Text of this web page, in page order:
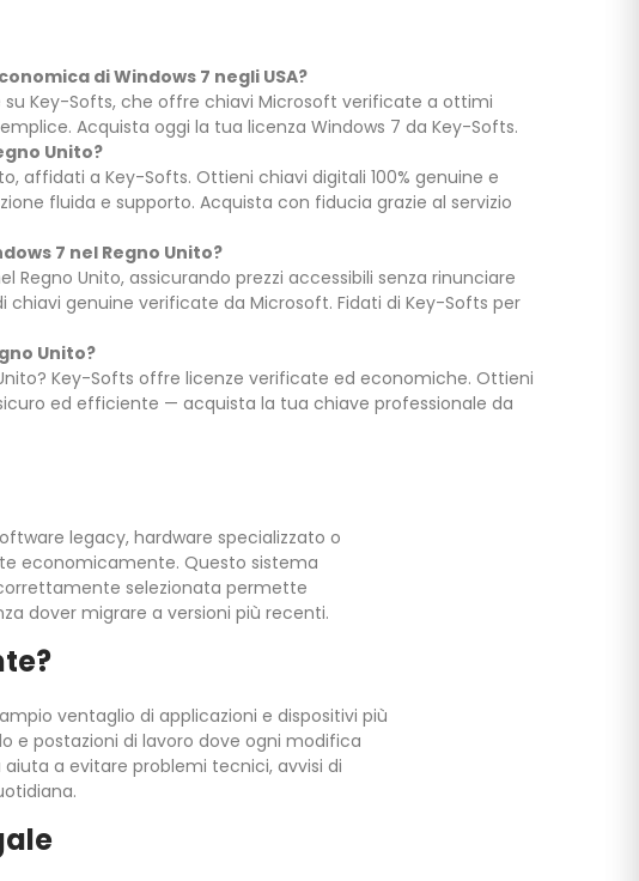
di Windows 7 negli USA?
su Key-Softs, che offre chiavi Microsoft verificate a ottimi
Acquista oggi la tua licenza Windows 7 da Key-Softs.
Unito?
affidati a Key-Softs. Ottieni chiavi digitali 100% genuine e
fluida e supporto. Acquista con fiducia grazie al servizio
7 nel Regno Unito?
Unito, assicurando prezzi accessibili senza rinunciare
genuine verificate da Microsoft. Fidati di Key-Softs per
Unito?
Key-Softs offre licenze verificate ed economiche. Ottieni
ed efficiente — acquista la tua chiave professionale da
legacy, hardware specializzato o
economicamente. Questo sistema
selezionata permette
dover migrare a versioni più recenti.
ventaglio di applicazioni e dispositivi più
e postazioni di lavoro dove ogni modifica
a evitare problemi tecnici, avvisi di